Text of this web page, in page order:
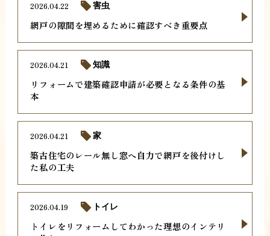
網戸の隙間を埋めるために確認すべき重要点
2026.04.22 害虫
リフォームで建築確認申請が必要となる条件の基
本
2026.04.21 知識
築古住宅のレール無し窓へ自力で網戸を後付けし
た私の工夫
2026.04.21 家
トイレをリフォームしてわかった理想のインテリ
2026.04.19 トイレ